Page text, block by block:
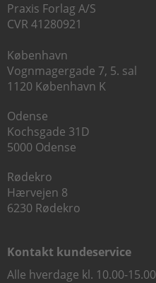
Praxis Forlag A/S
CVR 41280921
København
Vognmagergade 7, 5. sal
1120 København K
Odense
Kochsgade 31D
5000 Odense
Rødekro
Hærvejen 8
6230 Rødekro
Kontakt kundeservice
Alle hverdage kl. 10.00-15.00